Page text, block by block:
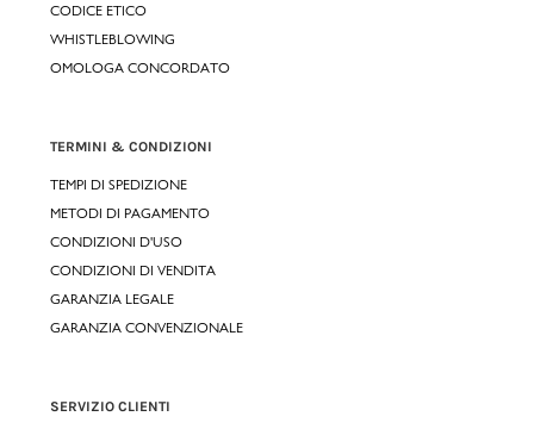
CODICE ETICO
WHISTLEBLOWING
OMOLOGA CONCORDATO
TERMINI & CONDIZIONI
TEMPI DI SPEDIZIONE
METODI DI PAGAMENTO
CONDIZIONI D'USO
CONDIZIONI DI VENDITA
GARANZIA LEGALE
GARANZIA CONVENZIONALE
SERVIZIO CLIENTI